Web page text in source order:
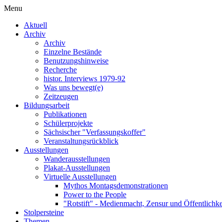
Menu
Aktuell
Archiv
Archiv
Einzelne Bestände
Benutzungshinweise
Recherche
histor. Interviews 1979-92
Was uns bewegt(e)
Zeitzeugen
Bildungsarbeit
Publikationen
Schülerprojekte
Sächsischer "Verfassungskoffer"
Veranstaltungsrückblick
Ausstellungen
Wanderausstellungen
Plakat-Ausstellungen
Virtuelle Ausstellungen
Mythos Montagsdemonstrationen
Power to the People
"Rotstift" - Medienmacht, Zensur und
Stolpersteine